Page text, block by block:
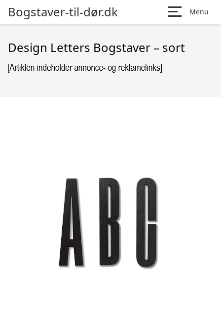
Bogstaver-til-dør.dk Menu
Design Letters Bogstaver – sort